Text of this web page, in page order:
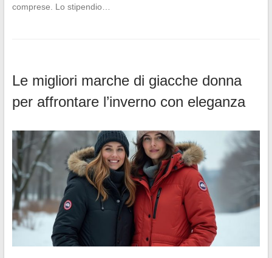
comprese. Lo stipendio…
Le migliori marche di giacche donna
per affrontare l’inverno con eleganza